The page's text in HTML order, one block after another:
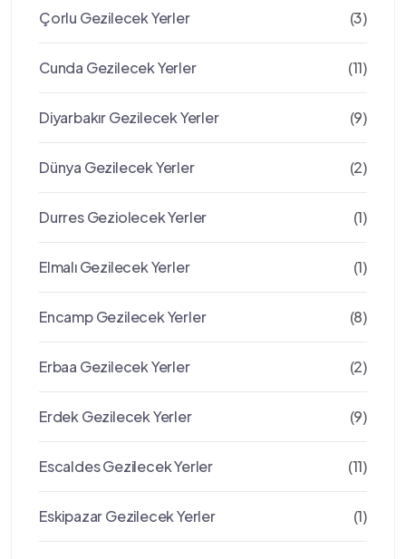
Çorlu Gezilecek Yerler (3)
Cunda Gezilecek Yerler (11)
Diyarbakır Gezilecek Yerler (9)
Dünya Gezilecek Yerler (2)
Durres Geziolecek Yerler (1)
Elmalı Gezilecek Yerler (1)
Encamp Gezilecek Yerler (8)
Erbaa Gezilecek Yerler (2)
Erdek Gezilecek Yerler (9)
Escaldes Gezilecek Yerler (11)
Eskipazar Gezilecek Yerler (1)